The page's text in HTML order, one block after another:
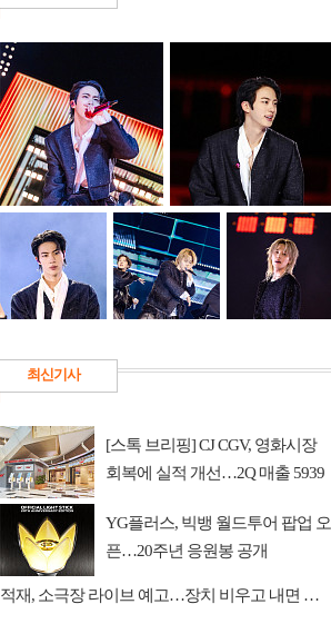
최신기사
[스톡 브리핑] CJ CGV, 영화시장
회복에 실적 개선…2Q 매출 5939
YG플러스, 빅뱅 월드투어 팝업 오
픈…20주년 응원봉 공개
적재, 소극장 라이브 예고…장치 비우고 내면 채운다